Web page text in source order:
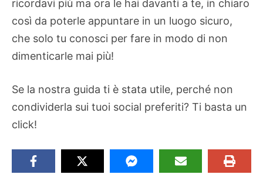
ricordavi più ma ora le hai davanti a te, in chiaro
così da poterle appuntare in un luogo sicuro,
che solo tu conosci per fare in modo di non
dimenticarle mai più!
Se la nostra guida ti è stata utile, perché non
condividerla sui tuoi social preferiti? Ti basta un
click!